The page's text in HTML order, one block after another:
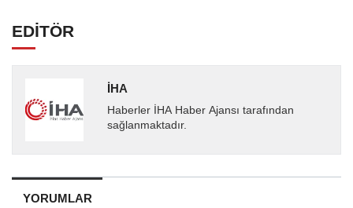
EDİTÖR
İHA
Haberler İHA Haber Ajansı tarafından
sağlanmaktadır.
YORUMLAR